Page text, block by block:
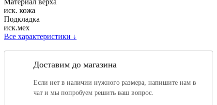
иск. кожа
Подкладка
иск.мех
Все характеристики ↓
Доставим до магазина
Если нет в наличии нужного размера, напишите нам в
чат и мы попробуем решить ваш вопрос.